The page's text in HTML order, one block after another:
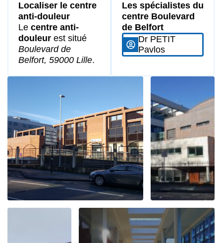
Localiser le centre
anti-douleur
Le centre anti-
douleur est situé
Boulevard de
Belfort, 59000 Lille.
Les spécialistes du
centre Boulevard
de Belfort
Dr PETIT
Pavlos